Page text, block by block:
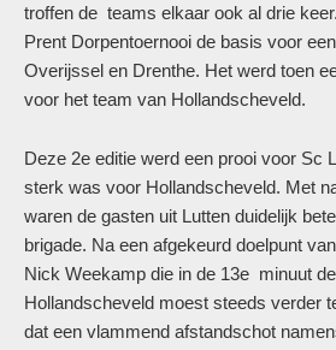
troffen de teams elkaar ook al drie
Prent Dorpentoernooi de basis voor
Overijssel en Drenthe. Het werd toen
voor het team van Hollandscheveld.
Deze 2e editie werd een prooi voor Sc
sterk was voor Hollandscheveld. Met
waren de gasten uit Lutten duidelijk
brigade. Na een afgekeurd doelpunt
Nick Weekamp die in de 13e minuut
Hollandscheveld moest steeds verder
dat een vlammend afstandschot